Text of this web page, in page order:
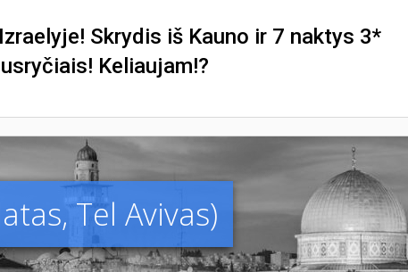
Skrydis iš Kauno ir 7 naktys 3*
Keliaujam!?
Tel Avivas)